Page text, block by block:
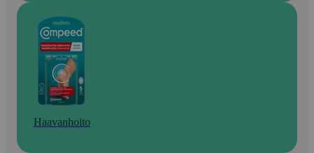
Haavanhoito